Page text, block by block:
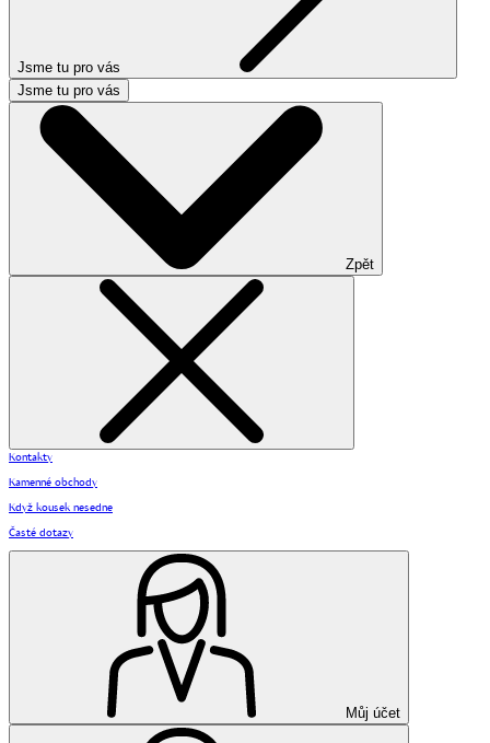
Jsme tu pro vás
Jsme tu pro vás
Zpět
Kontakty
Kamenné obchody
Když kousek nesedne
Časté dotazy
Můj účet